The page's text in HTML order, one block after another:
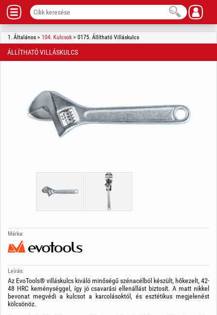
1. Általános > 104. Kulcsok > 0175. Állítható Villáskulcs
ÁLLÍTHATÓ VILLÁSKULCS
Márka:
Leírás:
Az EvoTools® villáskulcs kiváló minőségű szénacélból készült, hőkezelt, 42-
48 HRC keménységgel, így jó csavarási ellenállást biztosít. A matt nikkel
bevonat megvédi a kulcsot a karcolásoktól, és esztétikus megjelenést
kölcsönöz.